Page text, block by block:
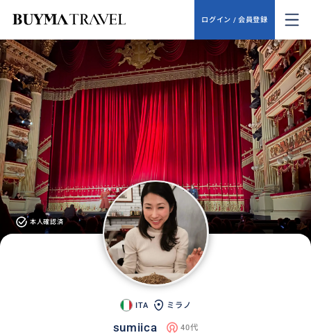
ログイン / 会員登録
本人確認済
ITA ミラノ
sumiica 40代